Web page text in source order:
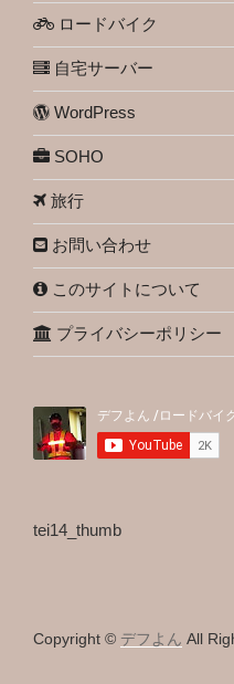
ロードバイク
自宅サーバー
WordPress
SOHO
旅行
お問い合わせ
このサイトについて
プライバシーポリシー
tei14_thumb
Copyright © デフよん All